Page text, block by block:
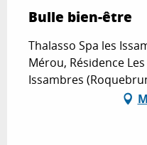
Bulle bien-être
Thalasso Spa les
Mérou, Résidence
Issambres